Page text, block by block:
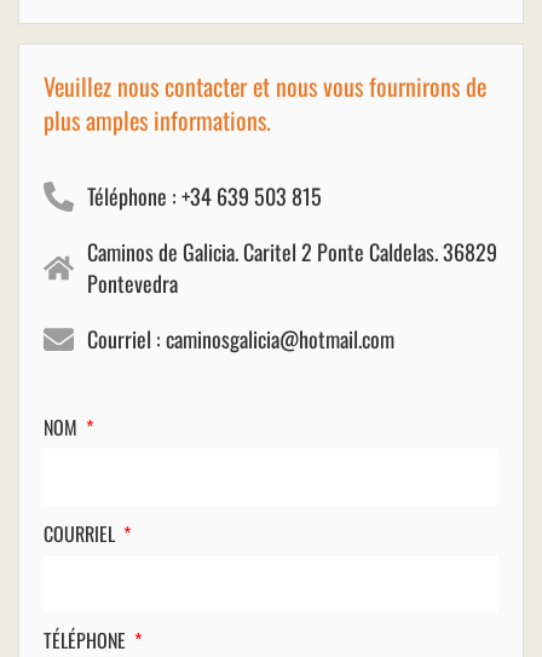
Veuillez nous contacter et nous vous fournirons de
plus amples informations.
Téléphone : +34 639 503 815
Caminos de Galicia. Caritel 2 Ponte Caldelas. 36829
Pontevedra
Courriel : caminosgalicia@hotmail.com
NOM
COURRIEL
TÉLÉPHONE